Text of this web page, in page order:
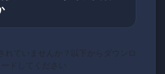
れていませんか？以下からダウンロ
ードしてください